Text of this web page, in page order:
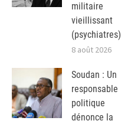
militaire
vieillissant
(psychiatres)
8 août 2026
Soudan : Un
responsable
politique
dénonce la